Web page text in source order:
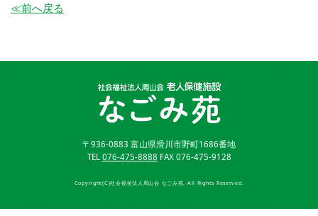
≪前へ戻る
〒936-0883 富山県滑川市野町1686番地
TEL 076-475-8888 FAX 076-475-9128
Copyright(C)社会福祉法人周山会 なごみ苑. All Rights Reserved.